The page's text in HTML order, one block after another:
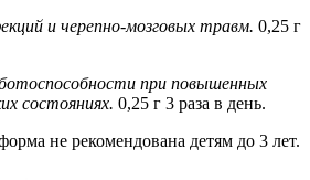
и черепно-мозговых травм. 0,25 г
при повышенных
состояниях. 0,25 г 3 раза в день.
не рекомендована детям до 3 лет.